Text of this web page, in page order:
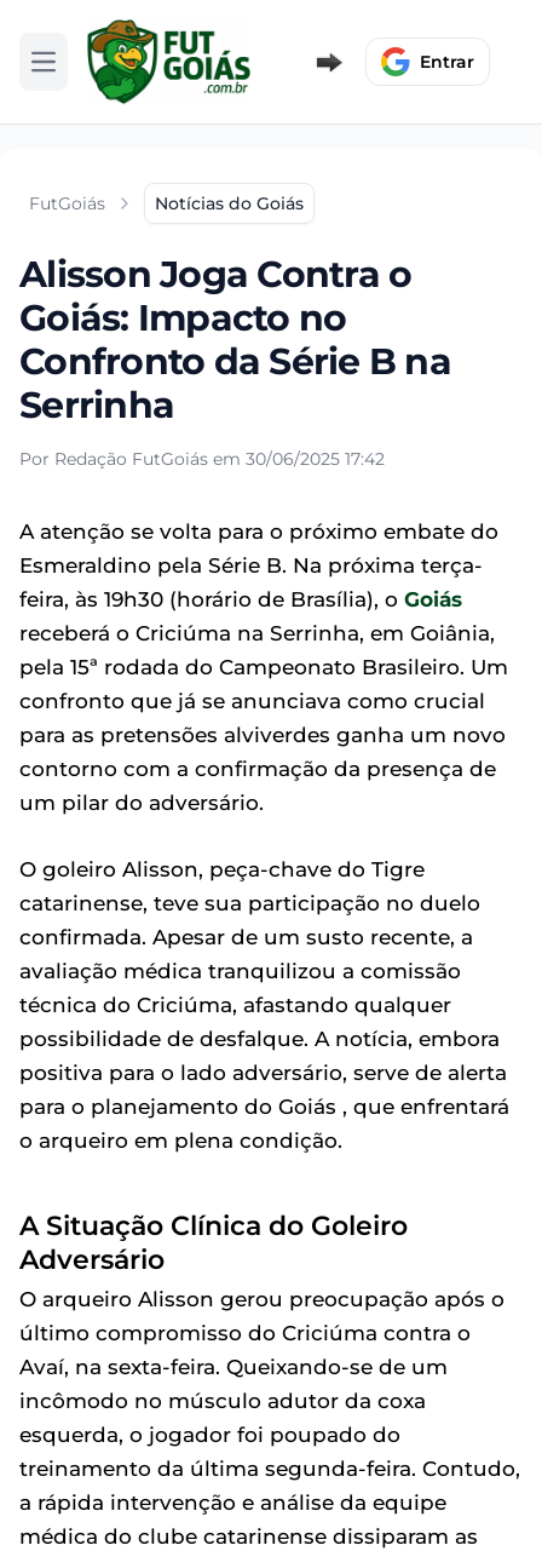
Abrir menu Entrar
FutGoiás Notícias do Goiás
Alisson Joga Contra o
Goiás: Impacto no
Confronto da Série B na
Serrinha
Por Redação FutGoiás em 30/06/2025 17:42
A atenção se volta para o próximo embate do
Esmeraldino pela Série B. Na próxima terça-
feira, às 19h30 (horário de Brasília), o Goiás
receberá o Criciúma na Serrinha, em Goiânia,
pela 15ª rodada do Campeonato Brasileiro. Um
confronto que já se anunciava como crucial
para as pretensões alviverdes ganha um novo
contorno com a confirmação da presença de
um pilar do adversário.
O goleiro Alisson, peça-chave do Tigre
catarinense, teve sua participação no duelo
confirmada. Apesar de um susto recente, a
avaliação médica tranquilizou a comissão
técnica do Criciúma, afastando qualquer
possibilidade de desfalque. A notícia, embora
positiva para o lado adversário, serve de alerta
para o planejamento do Goiás , que enfrentará
o arqueiro em plena condição.
A Situação Clínica do Goleiro
Adversário
O arqueiro Alisson gerou preocupação após o
último compromisso do Criciúma contra o
Avaí, na sexta-feira. Queixando-se de um
incômodo no músculo adutor da coxa
esquerda, o jogador foi poupado do
treinamento da última segunda-feira. Contudo,
a rápida intervenção e análise da equipe
médica do clube catarinense dissiparam as